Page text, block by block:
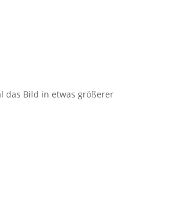
das Bild in etwas größerer